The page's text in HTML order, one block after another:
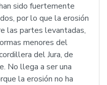
sido fuertemente
por lo que la erosión
las partes levantadas,
menores del
del Jura, de
No llega a ser una
la erosión no ha